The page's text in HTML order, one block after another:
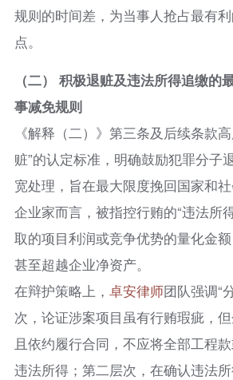
规则的时间差，为当事人抢占最有
点。
（二） 积极退赃及违法所得追缴的
事减免规则
《解释（二）》第三条及后续条款
赃”的认定标准，明确鼓励犯罪分子
宽处理，旨在最大限度挽回国家和
企业家而言，被指控行贿的“违法所
取的项目利润或竞争优势的量化金
甚至超越企业净资产。
在辩护策略上， 卓安律师团队强调“
次，论证涉案项目虽有行贿瑕疵，
且依约履行合同，不应将全部工程
违法所得；第二层次，在确认违法